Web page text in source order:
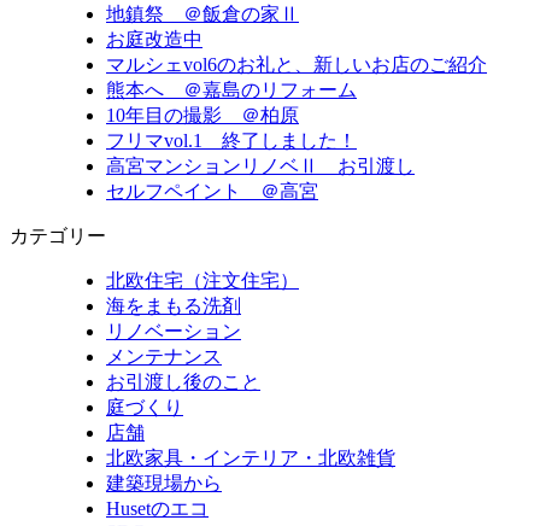
地鎮祭 ＠飯倉の家Ⅱ
お庭改造中
マルシェvol6のお礼と、新しいお店のご紹介
熊本へ ＠嘉島のリフォーム
10年目の撮影 ＠柏原
フリマvol.1 終了しました！
高宮マンションリノベⅡ お引渡し
セルフペイント ＠高宮
カテゴリー
北欧住宅（注文住宅）
海をまもる洗剤
リノベーション
メンテナンス
お引渡し後のこと
庭づくり
店舗
北欧家具・インテリア・北欧雑貨
建築現場から
Husetのエコ